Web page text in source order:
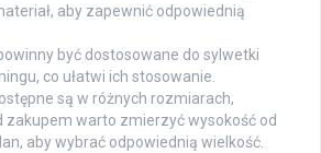
aby zapewnić odpowiednią
być dostosowane do sylwetki
co ułatwi ich stosowanie.
są w różnych rozmiarach,
zakupem warto zmierzyć wysokość od
aby wybrać odpowiednią wielkość.